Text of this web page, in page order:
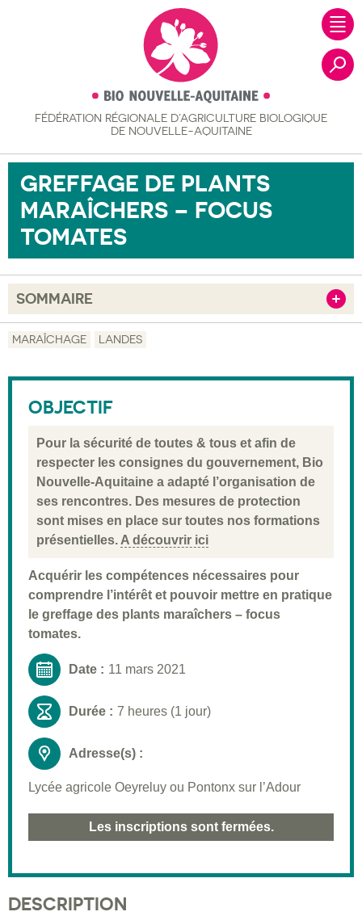
FÉDÉRATION RÉGIONALE D’AGRICULTURE BIOLOGIQUE
DE NOUVELLE-AQUITAINE
GREFFAGE DE PLANTS
MARAÎCHERS – FOCUS
TOMATES
SOMMAIRE
Objectif
Validation
Moyens pédagogiques
Informations pratiques
MARAÎCHAGE LANDES
OBJECTIF
Pour la sécurité de toutes & tous et afin de
respecter les consignes du gouvernement, Bio
Nouvelle-Aquitaine a adapté l’organisation de
ses rencontres. Des mesures de protection
sont mises en place sur toutes nos formations
présentielles. A découvrir ici
Acquérir les compétences nécessaires pour
comprendre l’intérêt et pouvoir mettre en pratique
le greffage des plants maraîchers – focus
tomates.
Date : 11 mars 2021
Durée : 7 heures (1 jour)
Adresse(s) :
Lycée agricole Oeyreluy ou Pontonx sur l’Adour
Les inscriptions sont fermées.
DESCRIPTION